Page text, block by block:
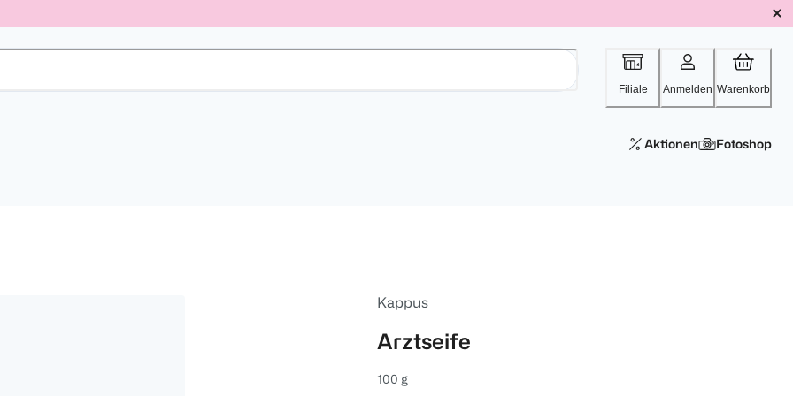
Filiale Anmelden Warenkorb
Aktionen Fotoshop
Kappus
Arztseife
100 g